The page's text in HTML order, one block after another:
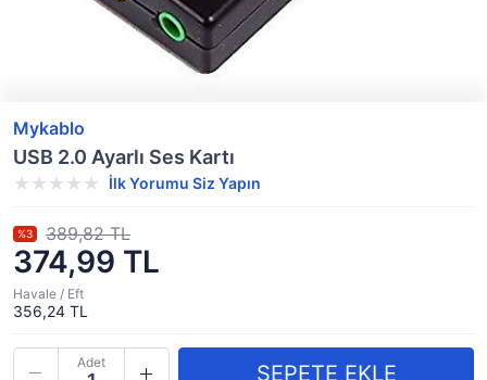
Mykablo
USB 2.0 Ayarlı Ses Kartı
İlk Yorumu Siz Yapın
374,99 TL
%3 389,82 TL
Havale / Eft
356,24 TL
Adet